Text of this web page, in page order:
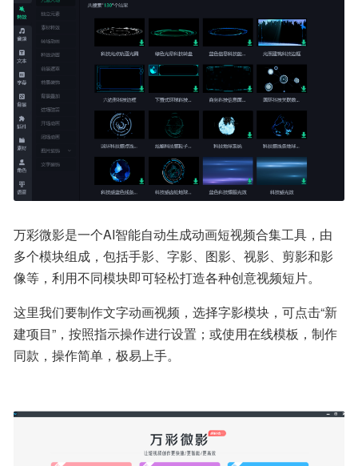
万彩微影是一个AI智能自动生成动画短视频合集工具，由
多个模块组成，包括手影、字影、图影、视影、剪影和影
像等，利用不同模块即可轻松打造各种创意视频短片。
这里我们要制作文字动画视频，选择字影模块，可点击“新
建项目”，按照指示操作进行设置；或使用在线模板，制作
同款，操作简单，极易上手。